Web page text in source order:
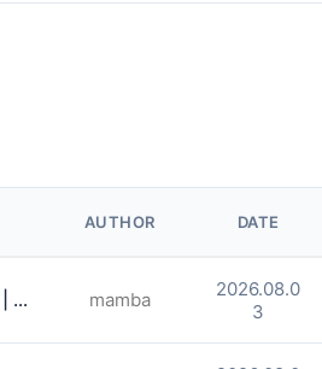
AUTHOR DATE
마리에타(Marietta) Master Bedroom 렌트/룸메 | $950/mo mamba
2026.08.0
3